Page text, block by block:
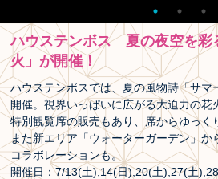
ハウステンボス 夏の夜空を彩
火」が開催！
ハウステンボスでは、夏の風物詩「サマ
開催。視界いっぱいに広がる大迫力の花
特別観覧席の販売もあり、席からゆっく
また新エリア「ウォーターガーデン」
コラボレーションも。
開催日：7/13(土),14(日),20(土),27(土